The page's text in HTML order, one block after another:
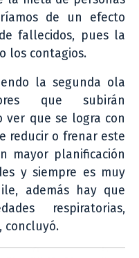
de un efecto
fallecidos, pues la
los contagios.
la segunda ola
que subirán
ver que se logra con
reducir o frenar este
mayor planificación
y siempre es muy
además hay que
respiratorias,
concluyó.